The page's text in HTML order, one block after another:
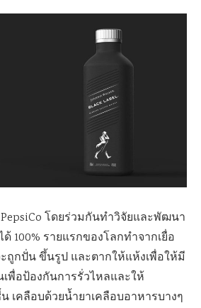
โดยร่วมกันทำวิจัยและพัฒนา
100% รายแรกของโลกทำจากเยื่อ
กปั่น ขึ้นรูป และตากให้แห้งเพื่อให้มี
พื่อป้องกันการรั่วไหลและให้
เคลือบด้วยน้ำยาเคลือบอาหารบางๆ